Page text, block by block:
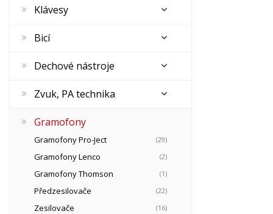
Klávesy
Bicí
Dechové nástroje
Zvuk, PA technika
Gramofony
Gramofony Pro-Ject (29)
Gramofony Lenco (2)
Gramofony Thomson (1)
Předzesilovače (22)
Zesilovače (16)